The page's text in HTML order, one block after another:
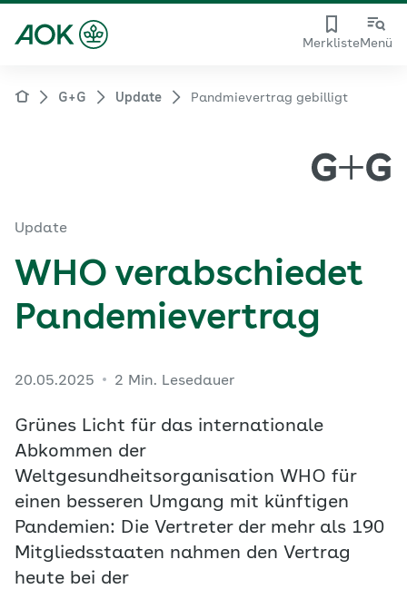
MerklisteMenü
G+G Update Pandmievertrag gebilligt
Update
WHO verabschiedet
Pandemievertrag
20.05.2025 2 Min. Lesedauer
Grünes Licht für das internationale
Abkommen der
Weltgesundheitsorganisation WHO für
einen besseren Umgang mit künftigen
Pandemien: Die Vertreter der mehr als 190
Mitgliedsstaaten nahmen den Vertrag
heute bei der